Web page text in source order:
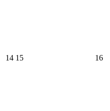
14 15 16